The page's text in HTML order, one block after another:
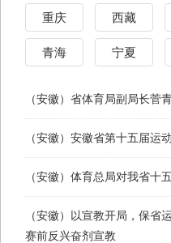
重庆 西藏
青海 宁夏
（安徽）省体育局副局长菅
（安徽）安徽省第十五届运
（安徽）体育总局对我省十
（安徽）以宣教开局，保
赛前反兴奋剂宣教